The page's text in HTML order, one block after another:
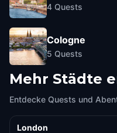
4 Quests
Cologne
5 Quests
Mehr Städte
Entdecke Quests und
London